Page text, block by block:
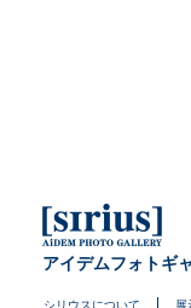
アイデムフォトギ
シリウスについて 展